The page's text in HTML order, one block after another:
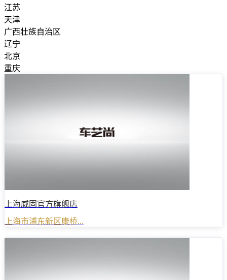
江苏
天津
广西壮族自治区
辽宁
北京
重庆
上海威固官方旗舰店
上海市浦东新区康桥...